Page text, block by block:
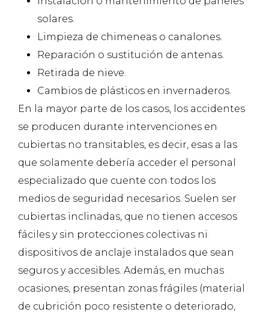
solares.
Limpieza de chimeneas o canalones.
Reparación o sustitución de antenas.
Retirada de nieve.
Cambios de plásticos en invernaderos.
En la mayor parte de los casos, los accidentes
se producen durante intervenciones en
cubiertas no transitables, es decir, esas a las
que solamente debería acceder el personal
especializado que cuente con todos los
medios de seguridad necesarios. Suelen ser
cubiertas inclinadas, que no tienen accesos
fáciles y sin protecciones colectivas ni
dispositivos de anclaje instalados que sean
seguros y accesibles. Además, en muchas
ocasiones, presentan zonas frágiles (material
de cubrición poco resistente o deteriorado,